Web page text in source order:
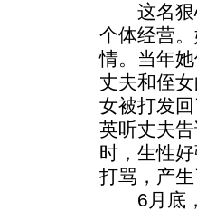
这名狠心
个体经营
情。当年
丈夫和侄
女被打发
英听丈夫告
时，生性
打骂，产
6月底，